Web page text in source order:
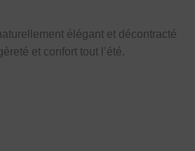
élégant et décontracté
et confort tout l’été.